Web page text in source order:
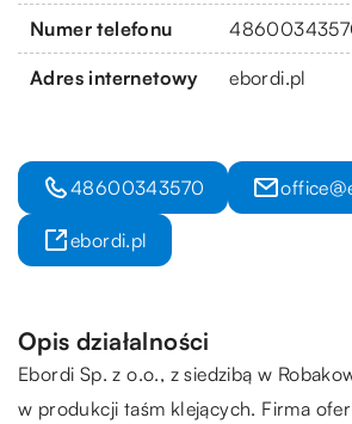
Numer telefonu
Adres internetowy ebordi.pl
48600343570
ebordi.pl
Opis działalności
Ebordi Sp. z o.o., z siedzibą w
w produkcji taśm klejących. Firma